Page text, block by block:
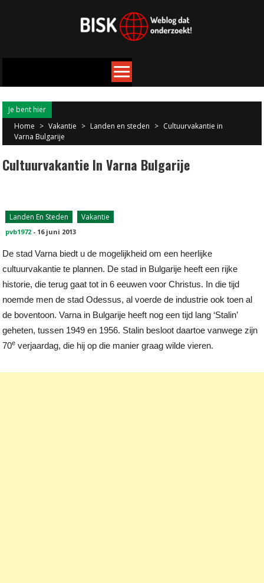
Je bent hier
Home > Vakantie > Landen en steden > Cultuurvakantie in
Varna Bulgarije
Cultuurvakantie In Varna Bulgarije
Landen En Steden Vakantie
pvb1972 - 16 juni 2013
De stad Varna biedt u de mogelijkheid om een heerlijke
cultuurvakantie te plannen. De stad in Bulgarije heeft een rijke
historie, die terug gaat tot in 6 eeuwen voor Christus. In die tijd
noemde men de stad Odessus, al voerde de industrie ook toen al
de boventoon. Varna in Bulgarije heeft nog een tijd lang ‘Stalin’
geheten, tussen 1949 en 1956. Stalin besloot daartoe vanwege zijn
70e verjaardag, die hij op die manier graag wilde vieren.